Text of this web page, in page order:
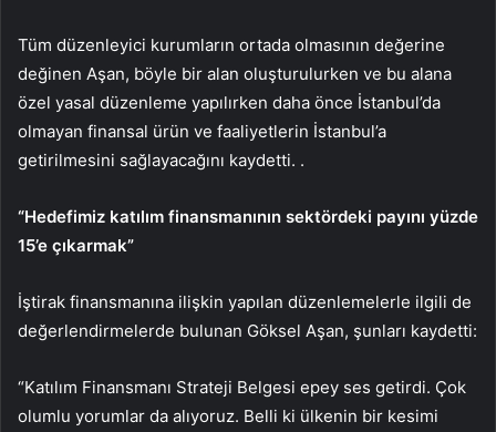
Tüm düzenleyici kurumların ortada olmasının değerine
değinen Aşan, böyle bir alan oluşturulurken ve bu alana
özel yasal düzenleme yapılırken daha önce İstanbul’da
olmayan finansal ürün ve faaliyetlerin İstanbul’a
getirilmesini sağlayacağını kaydetti. .
“Hedefimiz katılım finansmanının sektördeki payını yüzde
15’e çıkarmak”
İştirak finansmanına ilişkin yapılan düzenlemelerle ilgili de
değerlendirmelerde bulunan Göksel Aşan, şunları kaydetti:
“Katılım Finansmanı Strateji Belgesi epey ses getirdi. Çok
olumlu yorumlar da alıyoruz. Belli ki ülkenin bir kesimi